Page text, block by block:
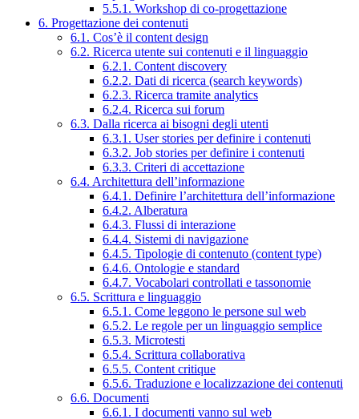
5.5.1. Workshop di co-progettazione
6. Progettazione dei contenuti
6.1. Cos’è il content design
6.2. Ricerca utente sui contenuti e il linguaggio
6.2.1. Content discovery
6.2.2. Dati di ricerca (search keywords)
6.2.3. Ricerca tramite analytics
6.2.4. Ricerca sui forum
6.3. Dalla ricerca ai bisogni degli utenti
6.3.1. User stories per definire i contenuti
6.3.2. Job stories per definire i contenuti
6.3.3. Criteri di accettazione
6.4. Architettura dell’informazione
6.4.1. Definire l’architettura dell’informazione
6.4.2. Alberatura
6.4.3. Flussi di interazione
6.4.4. Sistemi di navigazione
6.4.5. Tipologie di contenuto (content type)
6.4.6. Ontologie e standard
6.4.7. Vocabolari controllati e tassonomie
6.5. Scrittura e linguaggio
6.5.1. Come leggono le persone sul web
6.5.2. Le regole per un linguaggio semplice
6.5.3. Microtesti
6.5.4. Scrittura collaborativa
6.5.5. Content critique
6.5.6. Traduzione e localizzazione dei contenuti
6.6. Documenti
6.6.1. I documenti vanno sul web